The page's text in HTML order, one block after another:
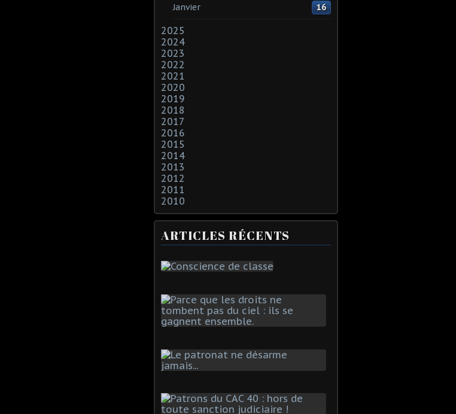
Janvier 16
2025
2024
2023
2022
2021
2020
2019
2018
2017
2016
2015
2014
2013
2012
2011
2010
ARTICLES RÉCENTS